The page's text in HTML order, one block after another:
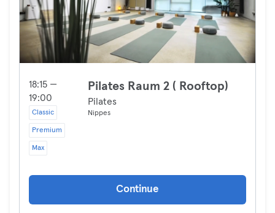
18:15 —
19:00
Classic
Premium
Max
Pilates Raum 2 ( Rooftop)
Pilates
Nippes
Continue